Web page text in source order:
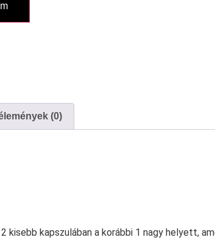
(0)
kisebb kapszulában a korábbi 1 nagy helyett,